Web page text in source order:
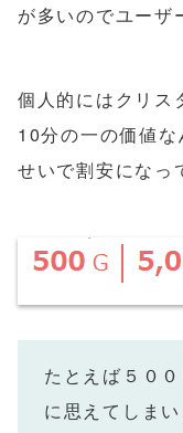
が多いのでユーザ
個人的にはクリス
10分の一の価値
せいで割安になっ
たとえば５０
に思えてしま